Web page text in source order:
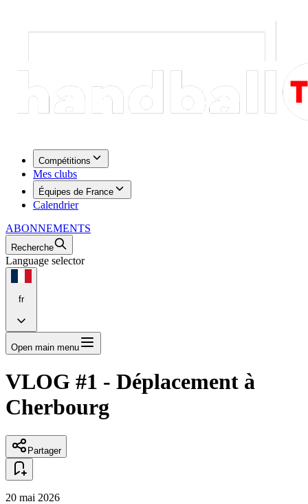
Compétitions
Mes clubs
Équipes de France
Calendrier
ABONNEMENTS
Recherche
Language selector
fr
Open main menu
VLOG #1 - Déplacement à
Cherbourg
Partager
20 mai 2026